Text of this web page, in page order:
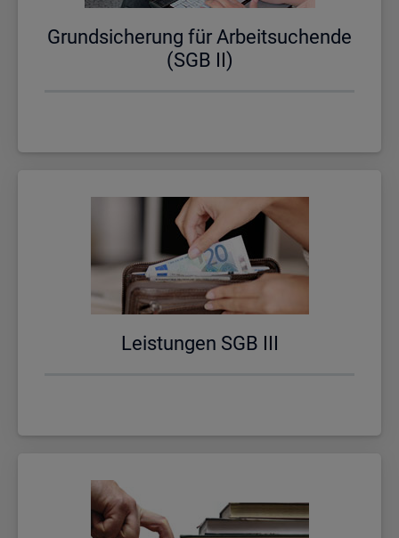
Grund­si­che­rung für Ar­beit­su­chen­de
(SGB II)
Leis­tun­gen SGB III